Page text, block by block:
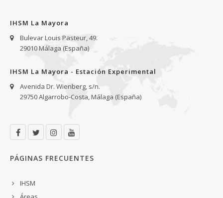
IHSM La Mayora
Bulevar Louis Pasteur, 49.
29010 Málaga (España)
IHSM La Mayora - Estación Experimental
Avenida Dr. Wienberg, s/n.
29750 Algarrobo-Costa, Málaga (España)
PÁGINAS FRECUENTES
IHSM